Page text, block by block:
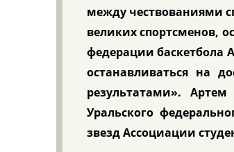
между чествованиями
великих спортсменов,
федерации баскетбола
останавливаться на
результатами».
Уральского
звезд Ассоциации